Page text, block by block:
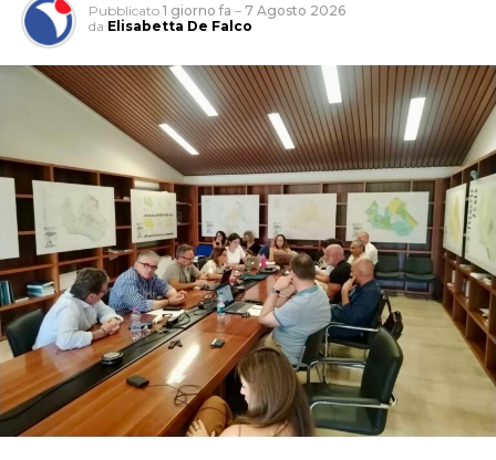
Tra le aree interessate anche Rio Martino, “sul quale
saranno realizzati interventi finalizzati alla salvaguardia
dell’arenile e al miglioramento della resilienza del
sistema costiero”.
Pubblicato 1 giorno fa – 7 Agosto 2026
da Elisabetta De Falco